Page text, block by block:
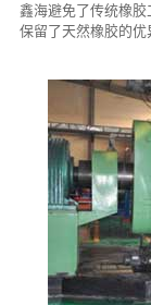
鑫海避免了传统橡胶
保留了天然橡胶的优